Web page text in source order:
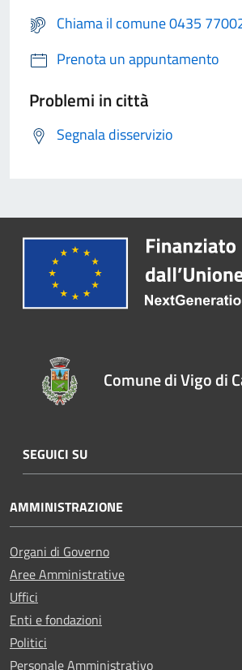
Chiama il comune 0435
Prenota un appuntamento
Problemi in città
Segnala disservizio
Comune di Vigo di
SEGUICI SU
AMMINISTRAZIONE
Organi di Governo
Aree Amministrative
Uffici
Enti e fondazioni
Politici
Personale Amministrativo